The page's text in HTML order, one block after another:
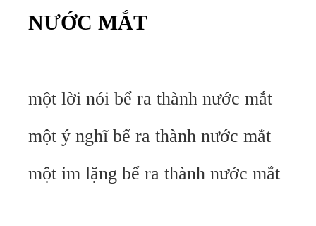
NƯỚC MẮT
một lời nói bể ra thành nước mắt
một ý nghĩ bể ra thành nước mắt
một im lặng bể ra thành nước mắt